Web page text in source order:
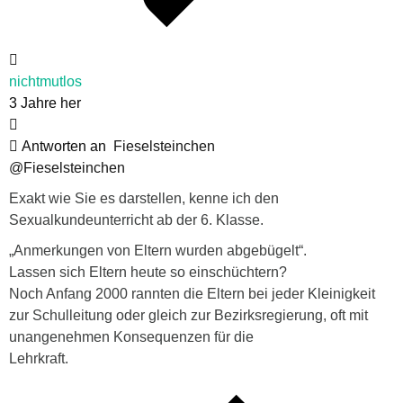
nichtmutlos
3 Jahre her
Antworten an
Fieselsteinchen
@Fieselsteinchen
Exakt wie Sie es darstellen, kenne ich den
Sexualkundeunterricht ab der 6. Klasse.
„Anmerkungen von Eltern wurden abgebügelt“.
Lassen sich Eltern heute so einschüchtern?
Noch Anfang 2000 rannten die Eltern bei jeder Kleinigkeit
zur Schulleitung oder gleich zur Bezirksregierung, oft mit
unangenehmen Konsequenzen für die
Lehrkraft.